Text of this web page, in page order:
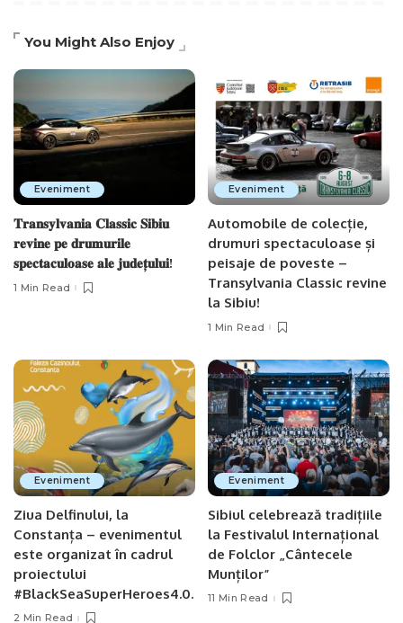
You Might Also Enjoy
Eveniment
𝐓𝐫𝐚𝐧𝐬𝐲𝐥𝐯𝐚𝐧𝐢𝐚 𝐂𝐥𝐚𝐬𝐬𝐢𝐜 𝐒𝐢𝐛𝐢𝐮
𝐫𝐞𝐯𝐢𝐧𝐞 𝐩𝐞 𝐝𝐫𝐮𝐦𝐮𝐫𝐢𝐥𝐞
𝐬𝐩𝐞𝐜𝐭𝐚𝐜𝐮𝐥𝐨𝐚𝐬𝐞 𝐚𝐥𝐞 𝐣𝐮𝐝𝐞𝐭̦𝐮𝐥𝐮𝐢!
1 Min Read
Eveniment
Automobile de colecție,
drumuri spectaculoase și
peisaje de poveste –
Transylvania Classic revine
la Sibiu!
1 Min Read
Eveniment
Ziua Delfinului, la
Constanța – evenimentul
este organizat în cadrul
proiectului
#BlackSeaSuperHeroes4.0.
2 Min Read
Eveniment
Sibiul celebrează tradițiile
la Festivalul Internațional
de Folclor „Cântecele
Munților”
11 Min Read